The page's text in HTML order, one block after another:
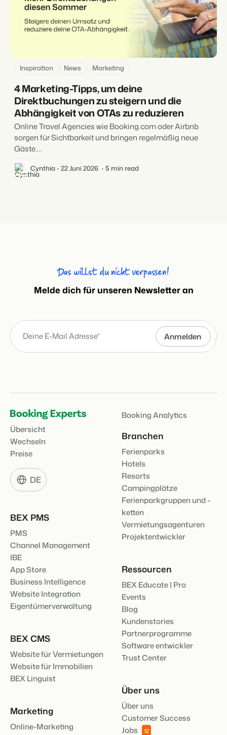
Inspiration News Marketing
4 Marketing-Tipps, um deine
Direktbuchungen zu steigern und die
Abhängigkeit von OTAs zu reduzieren
Online Travel Agencies wie Booking.com oder Airbnb
sorgen für Sichtbarkeit und bringen regelmäßig neue
Gäste....
Cynthia 22 Juni 2026 5 min read
Das willst du nicht verpassen!
Melde dich für unseren Newsletter an
Übersicht
Wechseln
Preise
DE
BEX PMS
PMS
Channel Management
IBE
App Store
Business Intelligence
Website Integration
Eigentümerverwaltung
BEX CMS
Website für Vermietungen
Website für Immobilien
BEX Linguist
Marketing
Online-Marketing
Booking Analytics
Branchen
Ferienparks
Hotels
Resorts
Campingplätze
Ferienparkgruppen und -
ketten
Vermietungsagenturen
Projektentwickler
Ressourcen
BEX Educate | Pro
Events
Blog
Kundenstories
Partnerprogramme
Software entwickler
Trust Center
Über uns
Über uns
Customer Success
Jobs
12